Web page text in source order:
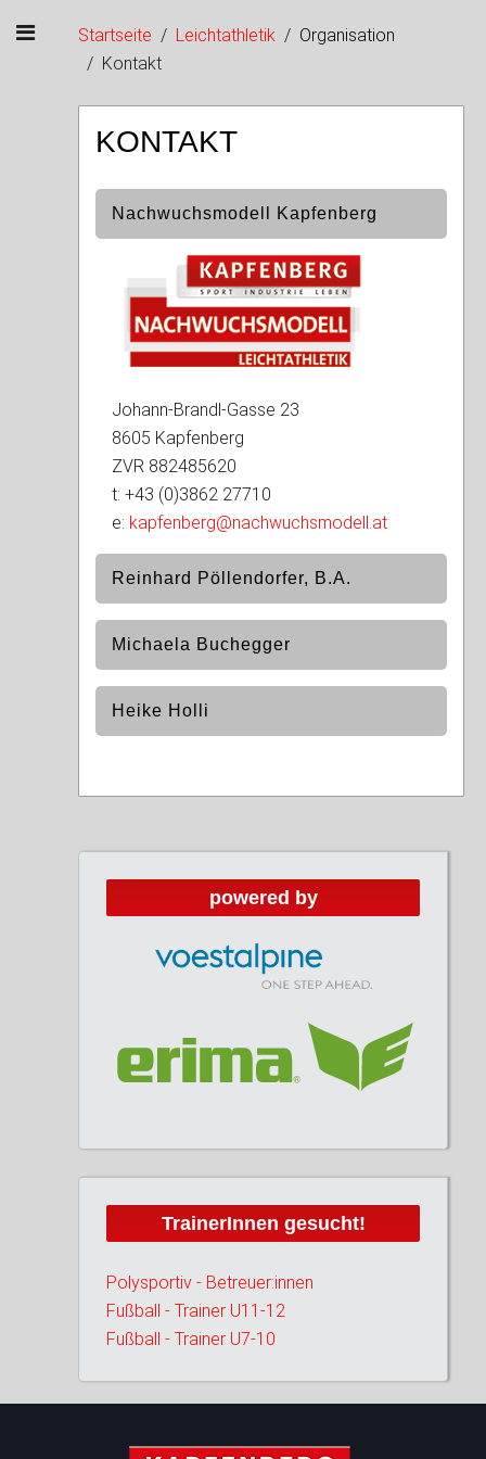
Startseite Leichtathletik
Organisation
Kontakt
KONTAKT
Nachwuchsmodell Kapfenberg
Johann-Brandl-Gasse 23
8605 Kapfenberg
ZVR 882485620
t: +43 (0)3862 27710
e: kapfenberg@nachwuchsmodell.at
Reinhard Pöllendorfer, B.A.
t: +43 (0)3862 27710
e:kapfenberg@nachwuchsmodell.at
Michaela Buchegger
Organisation & Administration
michaela.buchegger@nachwuchsmodell.at
Heike Holli
e:heike.h92@gmx.at
powered by
TrainerInnen gesucht!
Polysportiv - Betreuer:innen
Fußball - Trainer U11-12
Fußball - Trainer U7-10